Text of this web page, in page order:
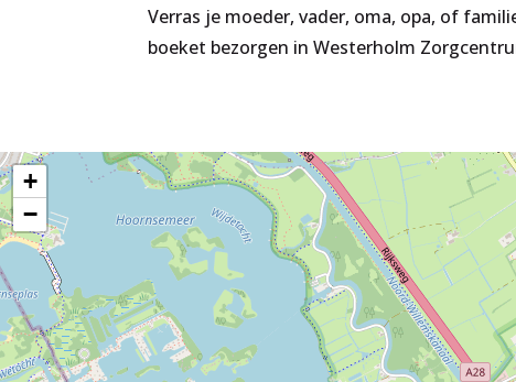
Verras je moeder, vader, oma, opa, of
boeket bezorgen in Westerholm
+
−